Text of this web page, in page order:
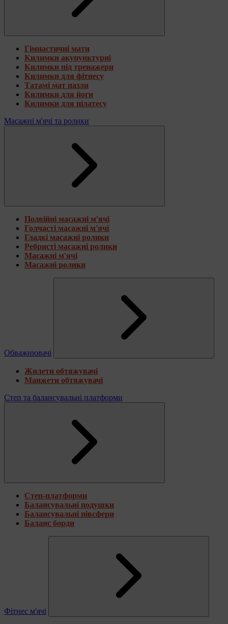
Гімнастичні мати
Килимки акупунктурні
Килимки під тренажери
Килимки для фітнесу
Татамі мат пазли
Килимки для йоги
Килимки для пілатесу
Масажні м'ячі та ролики
Подвійні масажні м'ячі
Голчасті масажні м'ячі
Гладкі масажні ролики
Ребристі масажні ролики
Масажні м'ячі
Масажні ролики
Обважнювачі
Жилети обтяжувачі
Манжети обтяжувачі
Степ та балансувальні платформи
Степ-платформи
Балансувальні подушки
Балансувальні півсфери
Баланс борди
Фітнес м'ячі